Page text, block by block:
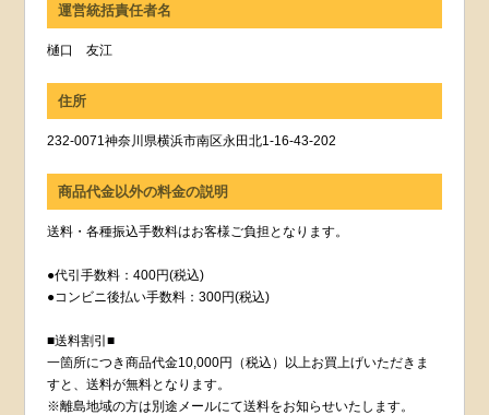
運営統括責任者名
樋口 友江
住所
232-0071神奈川県横浜市南区永田北1-16-43-202
商品代金以外の料金の説明
送料・各種振込手数料はお客様ご負担となります。
●代引手数料：400円(税込)
●コンビニ後払い手数料：300円(税込)
■送料割引■
一箇所につき商品代金10,000円（税込）以上お買上げいただきま
すと、送料が無料となります。
※離島地域の方は別途メールにて送料をお知らせいたします。